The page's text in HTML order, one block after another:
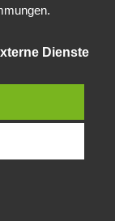
der
einfach nur
willst.
mit!
Dienste